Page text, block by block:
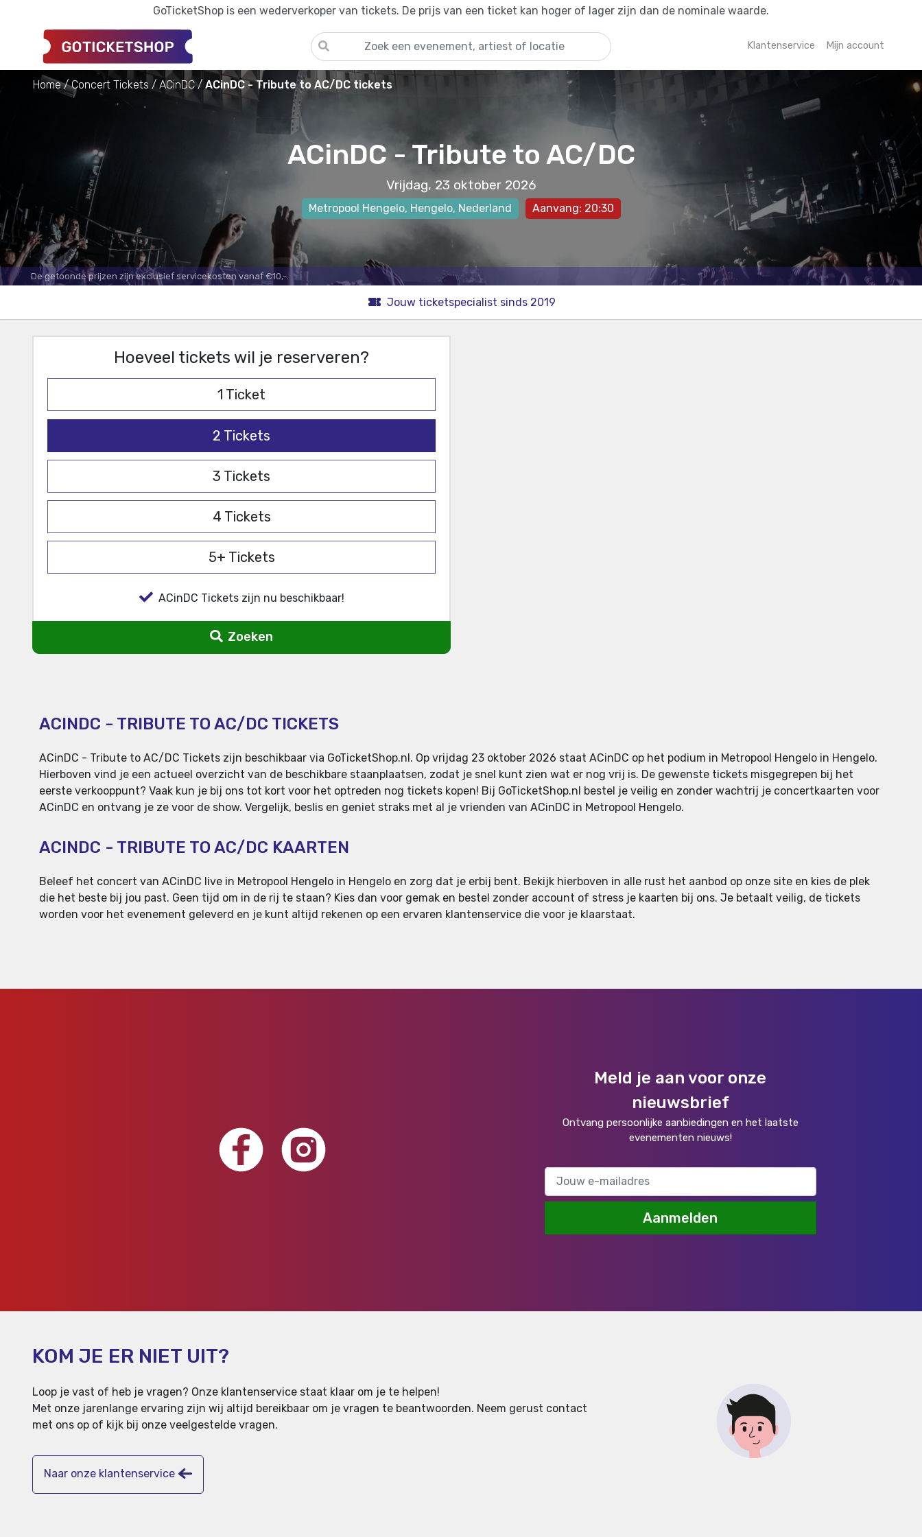
GoTicketShop is een wederverkoper van tickets. De prijs van een ticket kan hoger of lager zijn dan de nominale waarde.
Klantenservice Mijn account
Home Concert Tickets ACinDC ACinDC - Tribute to AC/DC tickets
ACinDC - Tribute to AC/DC
Vrijdag, 23 oktober 2026
Metropool Hengelo, Hengelo, Nederland Aanvang: 20:30
De getoonde prijzen zijn exclusief servicekosten vanaf €10,-.
Jouw ticketspecialist sinds 2019
Hoeveel tickets wil je reserveren?
1 Ticket
2 Tickets
3 Tickets
4 Tickets
5+ Tickets
ACinDC Tickets zijn nu beschikbaar!
Zoeken
ACINDC - TRIBUTE TO AC/DC TICKETS
ACinDC - Tribute to AC/DC Tickets zijn beschikbaar via GoTicketShop.nl. Op vrijdag 23 oktober 2026 staat ACinDC op het podium in Metropool Hengelo in Hengelo.
Hierboven vind je een actueel overzicht van de beschikbare staanplaatsen, zodat je snel kunt zien wat er nog vrij is. De gewenste tickets misgegrepen bij het
eerste verkooppunt? Vaak kun je bij ons tot kort voor het optreden nog tickets kopen! Bij GoTicketShop.nl bestel je veilig en zonder wachtrij je concertkaarten voor
ACinDC en ontvang je ze voor de show. Vergelijk, beslis en geniet straks met al je vrienden van ACinDC in Metropool Hengelo.
ACINDC - TRIBUTE TO AC/DC KAARTEN
Beleef het concert van ACinDC live in Metropool Hengelo in Hengelo en zorg dat je erbij bent. Bekijk hierboven in alle rust het aanbod op onze site en kies de plek
die het beste bij jou past. Geen tijd om in de rij te staan? Kies dan voor gemak en bestel zonder account of stress je kaarten bij ons. Je betaalt veilig, de tickets
worden voor het evenement geleverd en je kunt altijd rekenen op een ervaren klantenservice die voor je klaarstaat.
Meld je aan voor onze
nieuwsbrief
Ontvang persoonlijke aanbiedingen en het laatste
evenementen nieuws!
Aanmelden
KOM JE ER NIET UIT?
Loop je vast of heb je vragen? Onze klantenservice staat klaar om je te helpen!
Met onze jarenlange ervaring zijn wij altijd bereikbaar om je vragen te beantwoorden. Neem gerust contact
met ons op of kijk bij onze veelgestelde vragen.
Naar onze klantenservice